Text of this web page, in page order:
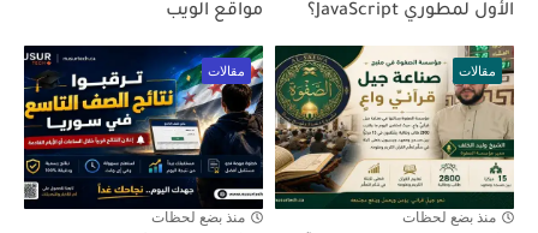
الأول لمطوري JavaScript؟
مواقع الويب
مقالات
منذ بضع لحظات
مقالات
منذ بضع لحظات